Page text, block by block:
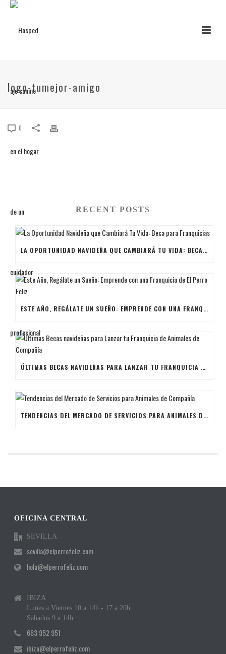
logo-tumejor-amigo
0
RECENT POSTS
LA OPORTUNIDAD NAVIDEÑA QUE CAMBIARÁ TU VIDA: BECA PARA FRANQUICIAS
ESTE AÑO, REGÁLATE UN SUEÑO: EMPRENDE CON UNA FRANQUICIA DE EL PERRO FELIZ
ÚLTIMAS BECAS NAVIDEÑAS PARA LANZAR TU FRANQUICIA DE ANIMALES DE COMPAÑÍA
TENDENCIAS DEL MERCADO DE SERVICIOS PARA ANIMALES DE COMPAÑÍA
OFICINA CENTRAL
SEVILLA
sevilla@elperrofeliz.com
hola@elperrofeliz.com
IBIZA
Lunes a Viernes 10 a 14h - 17 a 20h
Sabados 9 a 14h
663 952 951
ibiza@elperrofeliz.com